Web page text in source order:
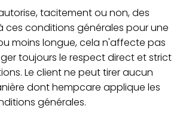
tacitement ou non, des
ces conditions générales pour une
moins longue, cela n'affecte pas
toujours le respect direct et strict
Le client ne peut tirer aucun
dont hempcare applique les
générales.